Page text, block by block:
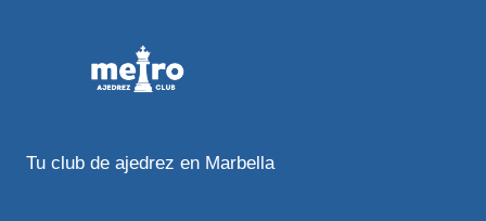
Tu club de ajedrez en Marbella